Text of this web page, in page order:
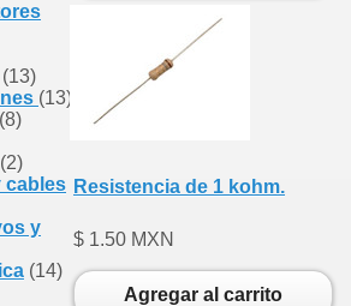
(13)
(13)
(8)
(2)
cables
y
(14)
Resistencia de 1 kohm.
$ 1.50 MXN
Agregar al carrito